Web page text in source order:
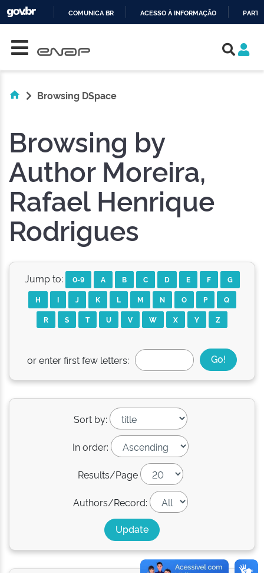
COMUNICA BR ACESSO À INFORMAÇÃO
Browsing DSpace
Browsing by
Author Moreira,
Rafael Henrique
Rodrigues
Jump to: 0-9 A B C D E F
G
H
I J K L M N O P
Q
R
S T U V W X Y Z
or enter first few letters:
Sort by:
In order:
Results/Page
Authors/Record: